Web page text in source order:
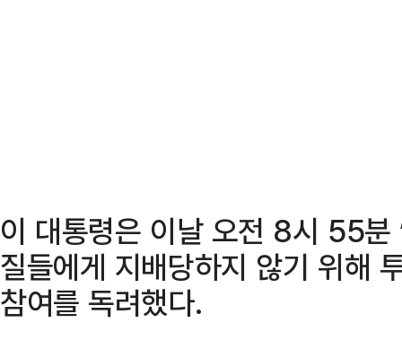
이 대통령은 이날 오전 8시 55분
질들에게 지배당하지 않기 위해
참여를 독려했다.